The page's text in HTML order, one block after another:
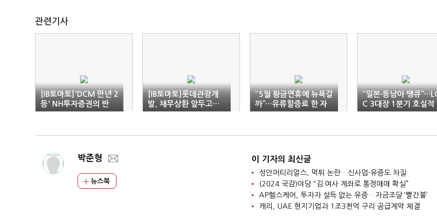
관련기사
[IB토마토]'DCM 만년 2
등' NH투자증권의 반
란…KB증권 넘을까
[IB토마토]롯데관광개
발, 채무상환 앞두고…
실적 턴어라운드 급선무
“5월 황금연휴에 뉴욕갈
까”…유류할증료 한 자
릿수로 하락
“일본·동남아 땡큐
C 3대장 1분기 호실적
전망
박준형
뉴스북
이 기자의 최신글
성안머티리얼스, 먹튀 논란…신사업·유증도 차질
(2024 국감)야당 “김 여사 계좌로 통정매매 확실”
AP헬스케어, 투자자 설득 없는 유증…자금조달 ‘빨간불’
캐리, UAE 현지기업과 1조3천억 구리 공급계약 체결